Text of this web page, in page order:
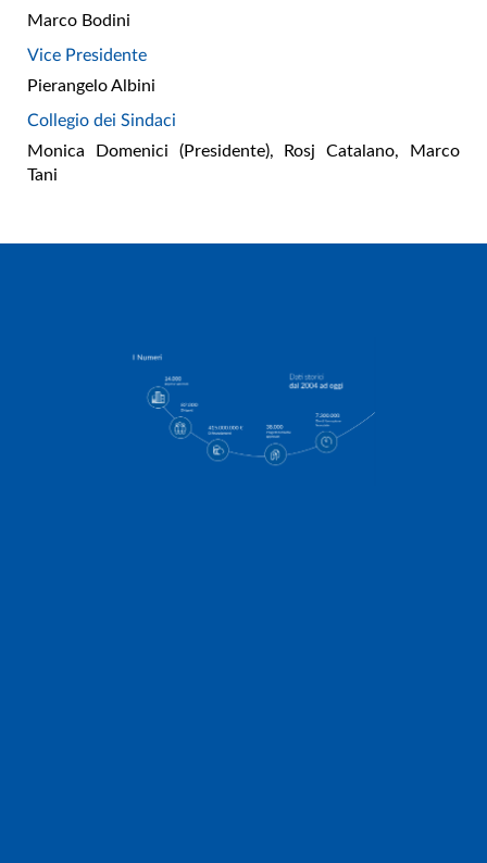
Marco Bodini
Vice Presidente
Pierangelo Albini
Collegio dei Sindaci
Monica Domenici (Presidente), Rosj Catalano, Marco
Tani